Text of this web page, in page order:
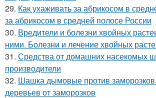
29. Как ухаживать за абрикосом в
за абрикосом в средней полосе России
30. Вредители и болезни хвойных
ними. Болезни и лечение хвойных
31. Средства от домашних насекомых
производители
32. Шашка дымовые против
деревьев от заморозков